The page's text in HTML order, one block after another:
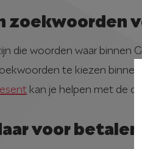
zoekwoorden
die woorden waar binnen
te kiezen
kan je helpen met de
voor betalen?